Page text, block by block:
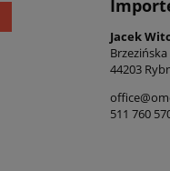
Jacek
Brzezińska
44203
511 760